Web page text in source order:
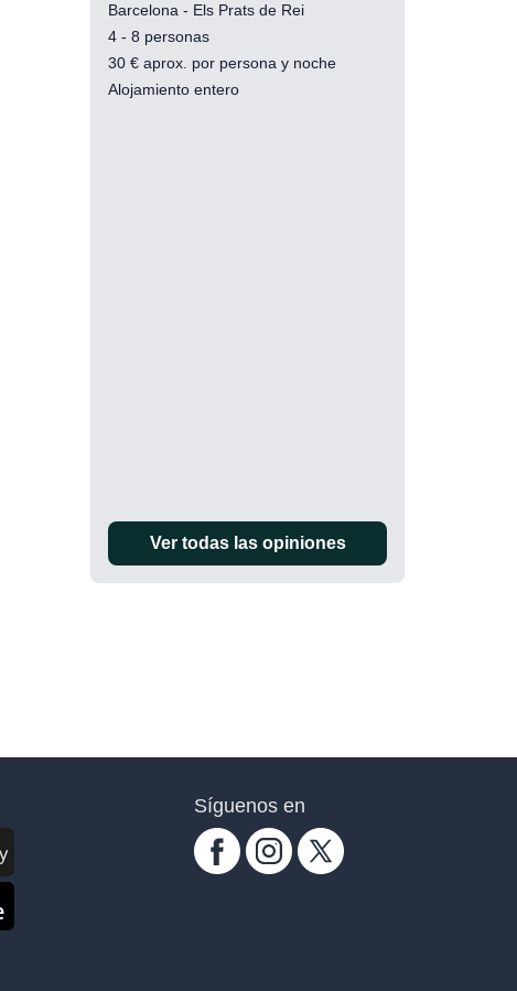
Barcelona - Els Prats de Rei
4 - 8 personas
30 € aprox. por persona y noche
Alojamiento entero
Ver todas las opiniones
Síguenos en